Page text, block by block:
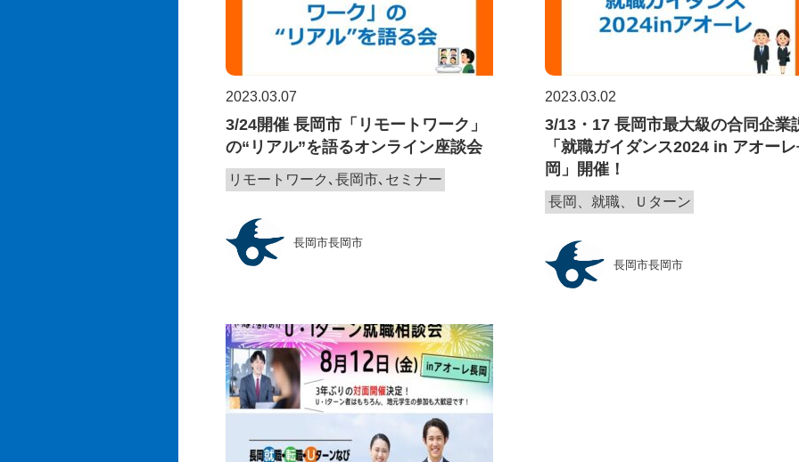
2023.03.07
3/24開催 長岡市「リモートワーク」
の“リアル”を語るオンライン座談会
リモートワーク､長岡市､セミナー
長岡市長岡市
2023.03.02
3/13・17 長岡市最大級の合同企業
「就職ガイダンス2024 in アオー
岡」開催！
長岡、就職、Ｕターン
長岡市長岡市